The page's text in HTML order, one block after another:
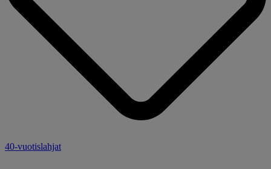
40-vuotislahjat